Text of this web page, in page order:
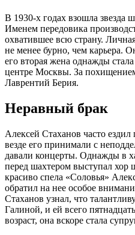
В 1930-х годах взошла звезда
Именем передовика
охватившее всю страну.
не менее бурно, чем карьера.
его вторая жена однажды
центре Москвы. За
Лаврентий Берия.
Неравный брак
Алексей Стаханов часто
везде его принимали с
давали концерты. Однажды в
перед шахтером выступал хор
красиво спела «Соловья»
обратил на нее особое
Стаханов узнал, что
Галиной, и ей всего
возраст, она вскоре стала